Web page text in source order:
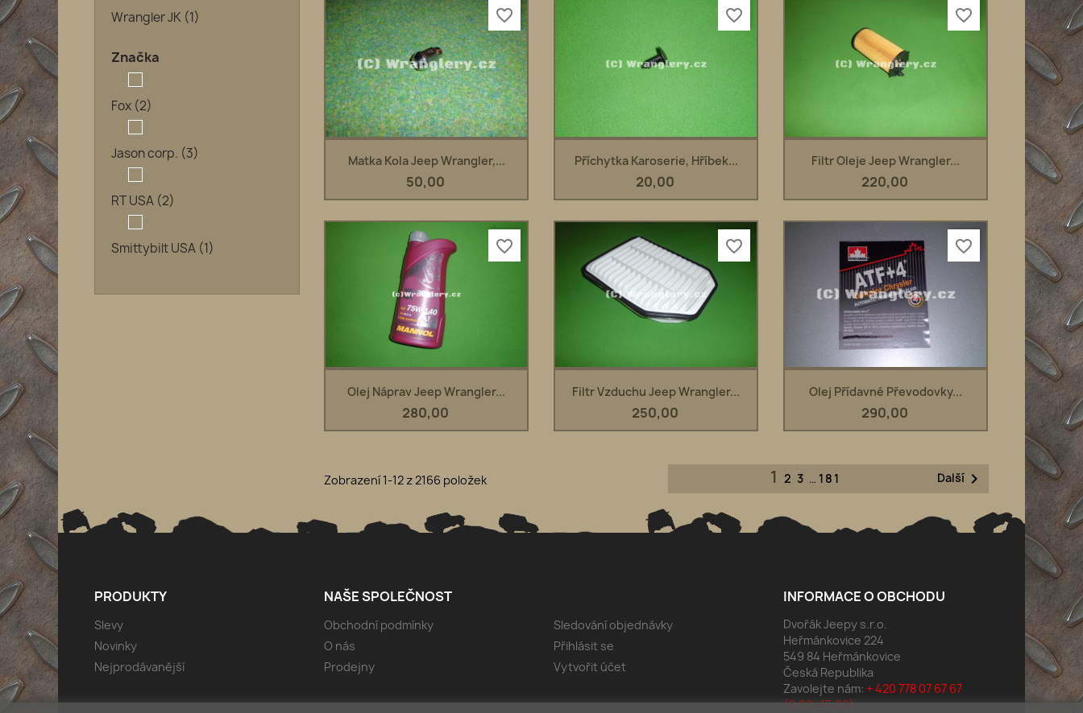
Wrangler JK (1)
Značka
Fox (2)
Jason corp. (3)
RT USA (2)
Smittybilt USA (1)
 Rychlý náhled
Matka Kola Jeep Wrangler,...
50,00
favorite_border
 Rychlý náhled
Příchytka Karoserie, Hříbek...
20,00
favorite_border
 Rychlý náhled
Filtr Oleje Jeep Wrangler...
220,00
favorite_border
 Rychlý náhled
Olej Náprav Jeep Wrangler...
280,00
favorite_border
 Rychlý náhled
Filtr Vzduchu Jeep Wrangler...
250,00
favorite_border
Rychlý náhled
Olej Přídavné Převodovky...
290,00
favorite_border
Zobrazení 1-12 z 2166 položek 1 2 3 … 181 Další
PRODUKTY
Slevy
Novinky
Nejprodávanější
NAŠE SPOLEČNOST
Obchodní podmínky
O nás
Prodejny
Sledování objednávky
Přihlásit se
Vytvořit účet
INFORMACE O OBCHODU
Dvořák Jeepy s.r.o.
Heřmánkovice 224
549 84 Heřmánkovice
Česká Republika
Zavolejte nám: + 420 778 07 67 67
(9:00 -15:00)